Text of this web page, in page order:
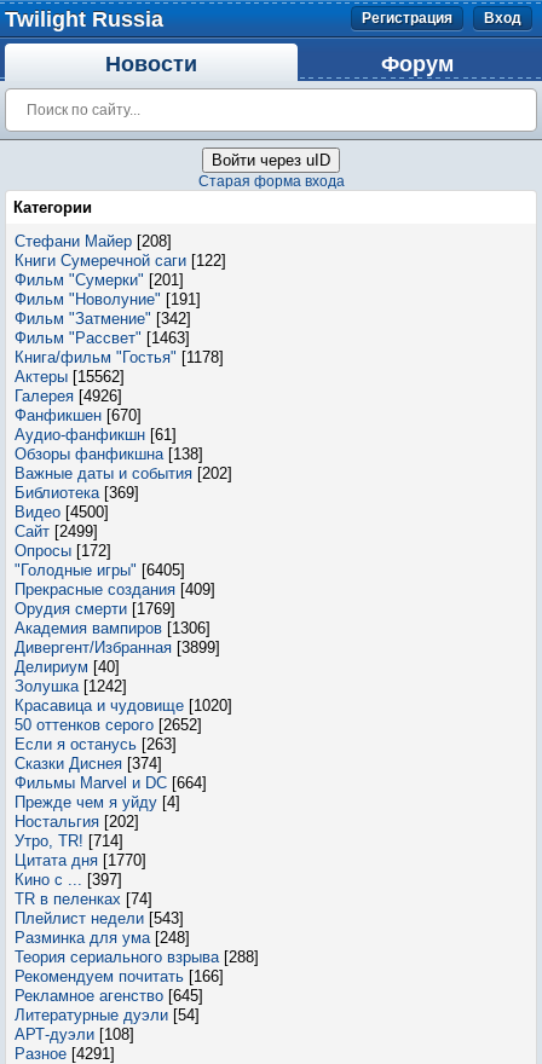
Twilight Russia Регистрация Вход
Новости Форум
Войти через uID
Старая форма входа
Категории
Стефани Майер [208]
Книги Сумеречной саги [122]
Фильм "Сумерки" [201]
Фильм "Новолуние" [191]
Фильм "Затмение" [342]
Фильм "Рассвет" [1463]
Книга/фильм "Гостья" [1178]
Актеры [15562]
Галерея [4926]
Фанфикшен [670]
Аудио-фанфикшн [61]
Обзоры фанфикшна [138]
Важные даты и события [202]
Библиотека [369]
Видео [4500]
Сайт [2499]
Опросы [172]
"Голодные игры" [6405]
Прекрасные создания [409]
Орудия смерти [1769]
Академия вампиров [1306]
Дивергент/Избранная [3899]
Делириум [40]
Золушка [1242]
Красавица и чудовище [1020]
50 оттенков серого [2652]
Если я останусь [263]
Сказки Диснея [374]
Фильмы Marvel и DC [664]
Прежде чем я уйду [4]
Ностальгия [202]
Утро, TR! [714]
Цитата дня [1770]
Кино с ... [397]
TR в пеленках [74]
Плейлист недели [543]
Разминка для ума [248]
Теория сериального взрыва [288]
Рекомендуем почитать [166]
Рекламное агенство [645]
Литературные дуэли [54]
АРТ-дуэли [108]
Разное [4291]